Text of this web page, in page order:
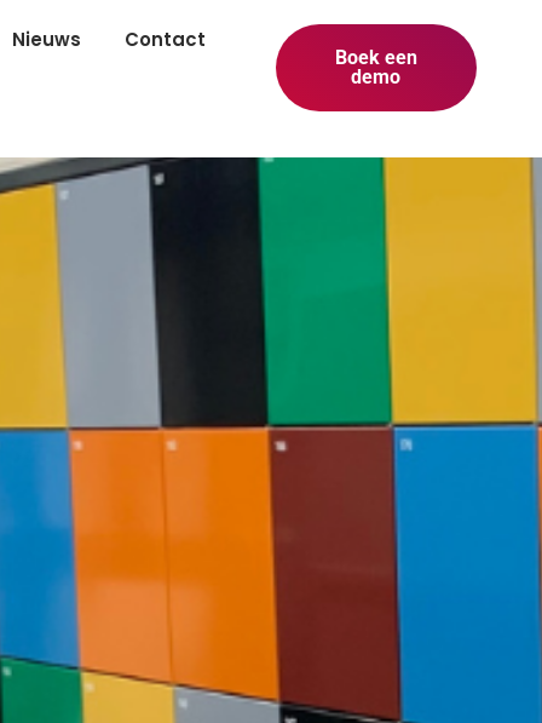
Nieuws Contact
Boek een
demo
scholen en